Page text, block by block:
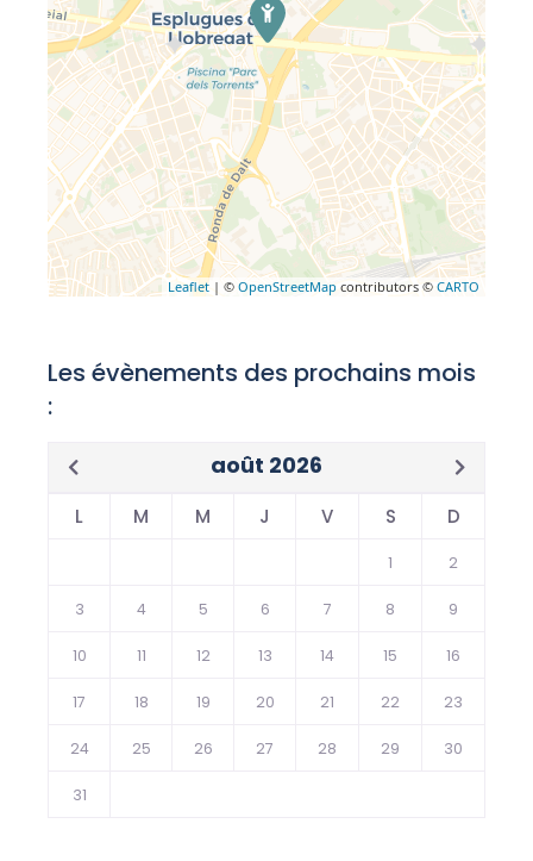
Leaflet | © OpenStreetMap contributors © CARTO
Les évènements des prochains mois
:
août 2026
L M M J V S D
1 2
3 4 5 6 7 8 9
10 11 12 13 14 15 16
17 18 19 20 21 22 23
24 25 26 27 28 29 30
31